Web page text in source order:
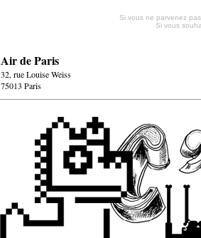
Si vous ne parvenez
Si vous
Air de Paris
32, rue Louise Weiss
75013 Paris